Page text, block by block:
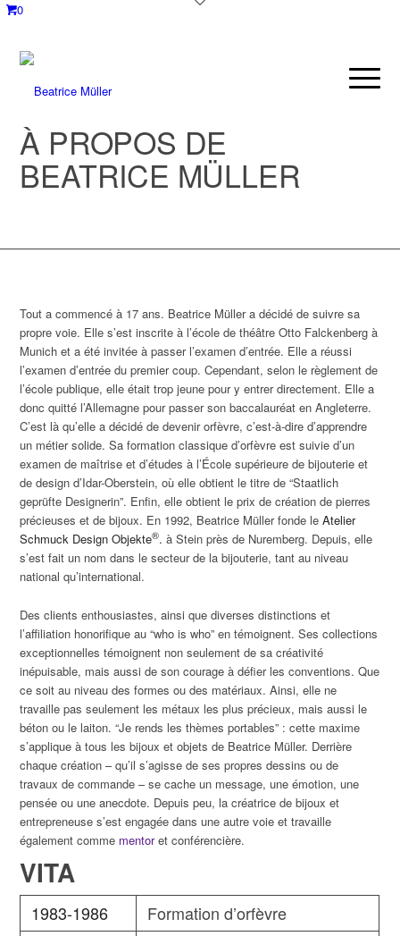
0
À PROPOS DE
BEATRICE MÜLLER
Tout a commencé à 17 ans. Beatrice Müller a décidé de suivre sa
propre voie. Elle s’est inscrite à l’école de théâtre Otto Falckenberg à
Munich et a été invitée à passer l’examen d’entrée. Elle a réussi
l’examen d’entrée du premier coup. Cependant, selon le règlement de
l’école publique, elle était trop jeune pour y entrer directement. Elle a
donc quitté l’Allemagne pour passer son baccalauréat en Angleterre.
C’est là qu’elle a décidé de devenir orfèvre, c’est-à-dire d’apprendre
un métier solide. Sa formation classique d’orfèvre est suivie d’un
examen de maîtrise et d’études à l’École supérieure de bijouterie et
de design d’Idar-Oberstein, où elle obtient le titre de “Staatlich
geprüfte Designerin”. Enfin, elle obtient le prix de création de pierres
précieuses et de bijoux. En 1992, Beatrice Müller fonde leAtelier
Schmuck Design Objekte®.à Stein près de Nuremberg. Depuis, elle
s’est fait un nom dans le secteur de la bijouterie, tant au niveau
national qu’international.
Des clients enthousiastes, ainsi que diverses distinctions et
l’affiliation honorifique au “who is who” en témoignent. Ses collections
exceptionnelles témoignent non seulement de sa créativité
inépuisable, mais aussi de son courage à défier les conventions. Que
ce soit au niveau des formes ou des matériaux. Ainsi, elle ne
travaille pas seulement les métaux les plus précieux, mais aussi le
béton ou le laiton. “Je rends les thèmes portables” : cette maxime
s’applique à tous les bijoux et objets de Beatrice Müller. Derrière
chaque création – qu’il s’agisse de ses propres dessins ou de
travaux de commande – se cache un message, une émotion, une
pensée ou une anecdote. Depuis peu, la créatrice de bijoux et
entrepreneuse s’est engagée dans une autre voie et travaille
également comme mentoret conférencière.
VITA
1983-1986
Formation d’orfèvre